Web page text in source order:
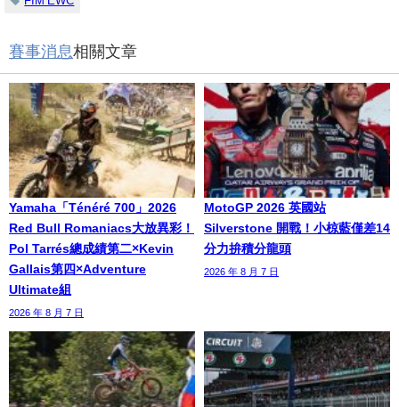
賽事消息相關文章
Yamaha「Ténéré 700」2026
Red Bull Romaniacs大放異彩！
Pol Tarrés總成績第二×Kevin
Gallais第四×Adventure
Ultimate組
2026 年 8 月 7 日
MotoGP 2026 英國站
Silverstone 開戰！小椋藍僅差14
分力拚積分龍頭
2026 年 8 月 7 日